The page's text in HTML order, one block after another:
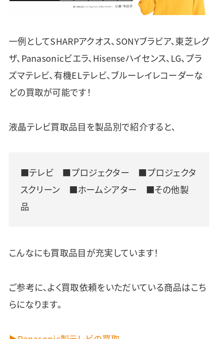
一例としてSHARPアクオス、SONYブラビア、東芝レグ
ザ、Panasonicビエラ、Hisenseハイセンス、LG、プラ
ズマテレビ、有機ELテレビ、ブルーレイレコーダーな
どの買取が可能です！
液晶テレビ買取品目を製品別で紹介すると、
■テレビ ■プロジェクター ■プロジェクタ
スクリーン ■ホームシアター ■その他製
品
こんなにも買取品目が充実しています！
ご参考に、よく買取依頼をいただいている商品はこち
らになります。